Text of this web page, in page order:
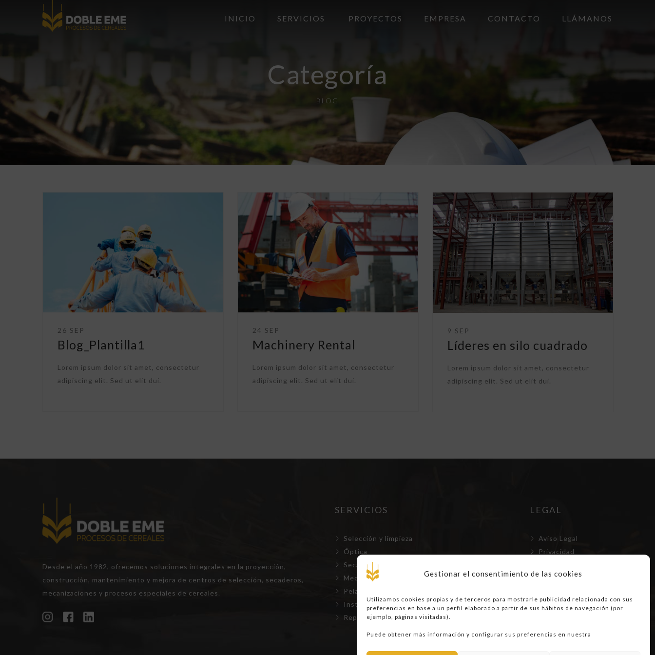
Gestionar el consentimiento de las cookies
Utilizamos cookies propias y de terceros para mostrarle publicidad relacionada con sus
preferencias en base a un perfil elaborado a partir de sus hábitos de navegación (por
ejemplo, páginas visitadas).
Puede obtener más información y configurar sus preferencias en nuestra
INICIO SERVICIOS PROYECTOS EMPRESA CONTACTO LLÁMANOS
Categoría
BLOG
26 SEP
Blog_Plantilla1
Lorem ipsum dolor sit amet, consectetur
adipiscing elit. Sed ut elit dui.
24 SEP
Machinery Rental
Lorem ipsum dolor sit amet, consectetur
adipiscing elit. Sed ut elit dui.
9 SEP
Líderes en silo cuadrado
Lorem ipsum dolor sit amet, consectetur
adipiscing elit. Sed ut elit dui.
Desde el año 1982, ofrecemos soluciones integrales en la proyección,
construcción, mantenimiento y mejora de centros de selección, secaderos,
mecanizaciones y procesos especiales de cereales.
SERVICIOS
Selección y limpieza
Óptica
Secaderos
Mecanizaciones y Almacenamiento
Pelado y fabricación de copos
Instalaciones especiales
Repuestos, mantenimientos y montajes
LEGAL
Aviso Legal
Privacidad